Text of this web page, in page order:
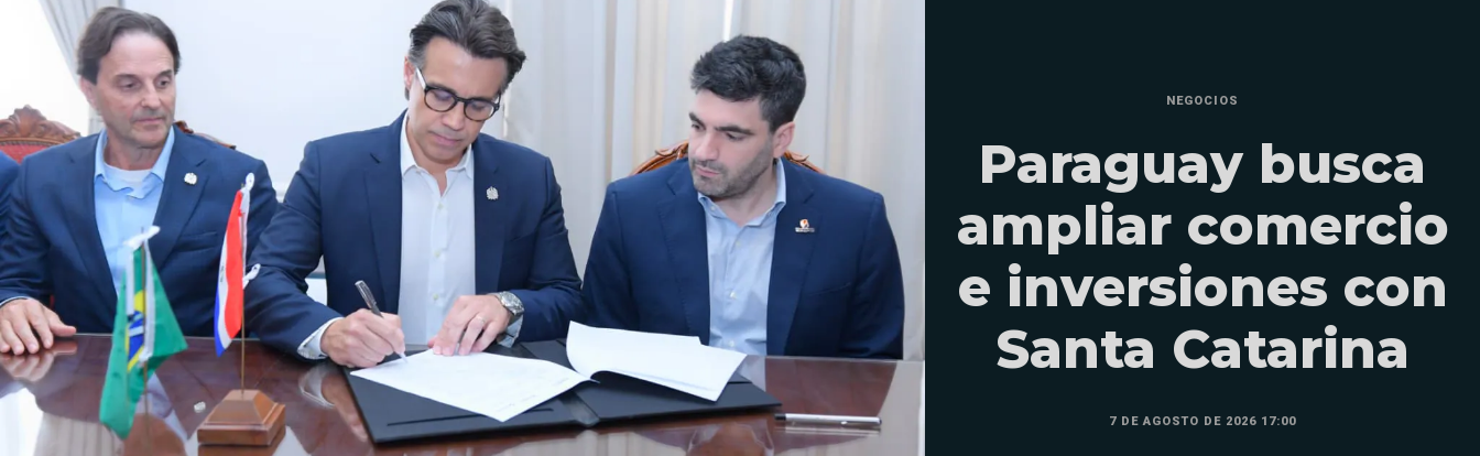
NEGOCIOS
Paraguay busca
ampliar comercio
e inversiones con
Santa Catarina
7 DE AGOSTO DE 2026 17:00